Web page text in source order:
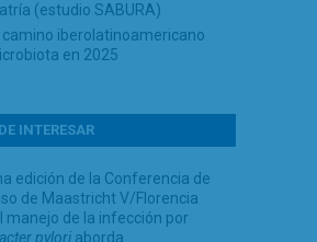
(estudio SABURA)
camino iberolatinoamericano
en 2025
INTERESAR
edición de la Conferencia de
de Maastricht V/Florencia
manejo de la infección por
pylori aborda